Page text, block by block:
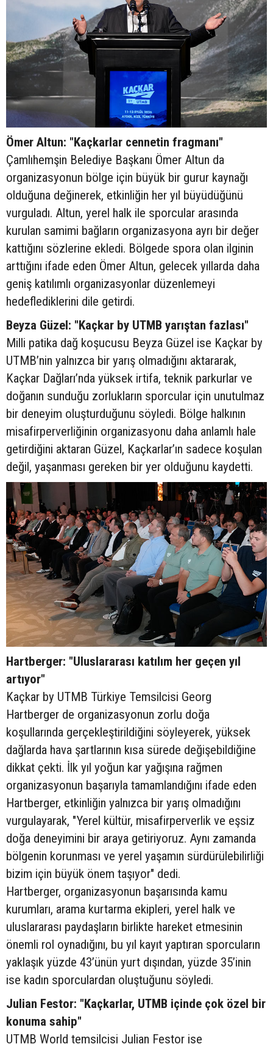
Ömer Altun: "Kaçkarlar cennetin fragmanı"
Çamlıhemşin Belediye Başkanı Ömer Altun da
organizasyonun bölge için büyük bir gurur kaynağı
olduğuna değinerek, etkinliğin her yıl büyüdüğünü
vurguladı. Altun, yerel halk ile sporcular arasında
kurulan samimi bağların organizasyona ayrı bir değer
kattığını sözlerine ekledi. Bölgede spora olan ilginin
arttığını ifade eden Ömer Altun, gelecek yıllarda daha
geniş katılımlı organizasyonlar düzenlemeyi
hedeflediklerini dile getirdi.
Beyza Güzel: "Kaçkar by UTMB yarıştan fazlası"
Milli patika dağ koşucusu Beyza Güzel ise Kaçkar by
UTMB’nin yalnızca bir yarış olmadığını aktararak,
Kaçkar Dağları’nda yüksek irtifa, teknik parkurlar ve
doğanın sunduğu zorlukların sporcular için unutulmaz
bir deneyim oluşturduğunu söyledi. Bölge halkının
misafirperverliğinin organizasyonu daha anlamlı hale
getirdiğini aktaran Güzel, Kaçkarlar’ın sadece koşulan
değil, yaşanması gereken bir yer olduğunu kaydetti.
Hartberger: "Uluslararası katılım her geçen yıl
artıyor"
Kaçkar by UTMB Türkiye Temsilcisi Georg
Hartberger de organizasyonun zorlu doğa
koşullarında gerçekleştirildiğini söyleyerek, yüksek
dağlarda hava şartlarının kısa sürede değişebildiğine
dikkat çekti. İlk yıl yoğun kar yağışına rağmen
organizasyonun başarıyla tamamlandığını ifade eden
Hartberger, etkinliğin yalnızca bir yarış olmadığını
vurgulayarak, "Yerel kültür, misafirperverlik ve eşsiz
doğa deneyimini bir araya getiriyoruz. Aynı zamanda
bölgenin korunması ve yerel yaşamın sürdürülebilirliği
bizim için büyük önem taşıyor" dedi.
Hartberger, organizasyonun başarısında kamu
kurumları, arama kurtarma ekipleri, yerel halk ve
uluslararası paydaşların birlikte hareket etmesinin
önemli rol oynadığını, bu yıl kayıt yaptıran sporcuların
yaklaşık yüzde 43’ünün yurt dışından, yüzde 35’inin
ise kadın sporculardan oluştuğunu söyledi.
Julian Festor: "Kaçkarlar, UTMB içinde çok özel bir
konuma sahip"
UTMB World temsilcisi Julian Festor ise